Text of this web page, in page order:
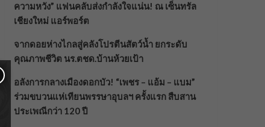
ความหวัง” แฟนคลับส่งกำลังใจแน่น! ณ เซ็นทรัล
เชียงใหม่ แอร์พอร์ต
จากดอยห่างไกลสู่คลังโปรตีนสัตว์น้ำ ยกระดับ
คุณภาพชีวิต นร.ตชด.บ้านห้วยเป้า
อลังการกลางเมืองดอกบัว! “เพชร – แอ้ม – แบม”
ร่วมขบวนแห่เทียนพรรษาอุบลฯ ครั้งแรก สืบสาน
ประเพณีกว่า 120 ปี